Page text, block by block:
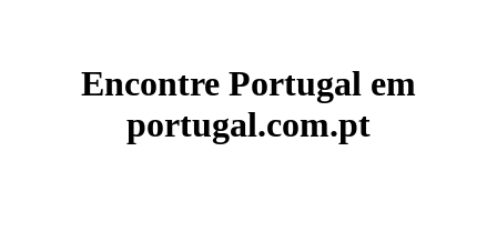
Encontre Portugal em
portugal.com.pt